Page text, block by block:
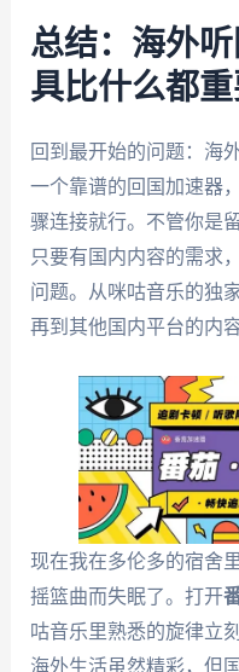
总结：海外
具比什么都
回到最开始的问题：海
一个靠谱的回国加速器
骤连接就行。不管你是
只要有国内内容的需求
问题。从咪咕音乐的独
再到其他国内平台的内
现在我在多伦多的宿舍
摇篮曲而失眠了。打开
咕音乐里熟悉的旋律立
海外生活虽然精彩，但